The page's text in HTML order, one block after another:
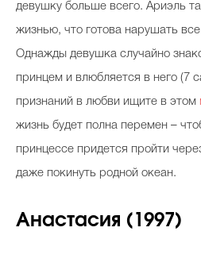
девушку больше всего. Ариэль
жизнью, что готова нарушать
Однажды девушка случайно
принцем и влюбляется в него (7
признаний в любви ищите в этом
жизнь будет полна перемен –
принцессе придется пройти
даже покинуть родной океан.
Анастасия (1997)